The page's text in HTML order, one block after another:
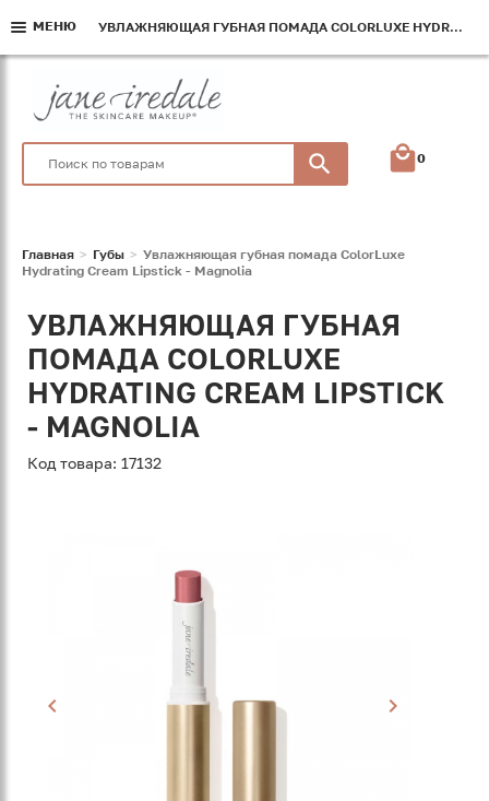
0
Главная Губы
Увлажняющая губная помада ColorLuxe
Hydrating Cream Lipstick - Magnolia
УВЛАЖНЯЮЩАЯ ГУБНАЯ
ПОМАДА COLORLUXE
HYDRATING CREAM LIPSTICK
- MAGNOLIA
Код товара: 17132
МЕНЮ УВЛАЖНЯЮЩАЯ ГУБНАЯ ПОМАДА COLORLUXE HYDRATING CREAM LIPSTICK - MAGNOLIA
МЕНЮ УВЛАЖНЯЮЩАЯ ГУБНАЯ ПОМАДА COLORLUXE HYDRATING CREAM LIPSTICK - MAGNOLIA
МЕНЮ УВЛАЖНЯЮЩАЯ ГУБНАЯ ПОМАДА COLORLUXE HYDRATING CREAM LIPSTICK - MAGNOLIA